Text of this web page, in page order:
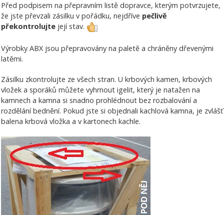
Před podpisem na přepravním listě dopravce, kterým potvrzujete,
že jste převzali zásilku v pořádku, nejdříve pečlivě
překontrolujte její stav.
Výrobky ABX jsou přepravovány na paletě a chráněny dřevenými
latěmi.
Zásilku zkontrolujte ze všech stran. U krbových kamen, krbových
vložek a sporáků můžete vyhrnout igelit, který je natažen na
kamnech a kamna si snadno prohlédnout bez rozbalování a
rozdělání bednění. Pokud jste si objednali kachlová kamna, je zvlášť
balena krbová vložka a v kartonech kachle.